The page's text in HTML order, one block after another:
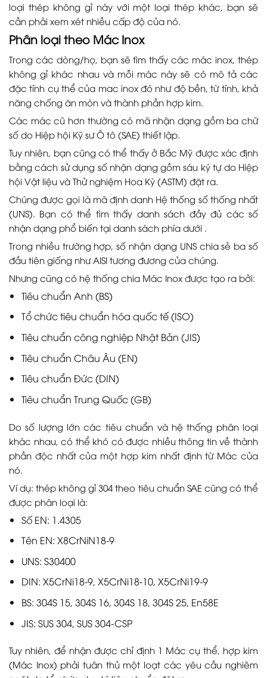
loại thép không gỉ này với một loại thép khác, bạn sẽ
cần phải xem xét nhiều cấp độ của nó.
Phân loại theo Mác Inox
Trong các dòng/họ, bạn sẽ tìm thấy các mác inox, thép
không gỉ khác nhau và mỗi mác này sẽ có mô tả các
đặc tính cụ thể của mac inox đó như độ bền, từ tính, khả
năng chống ăn mòn và thành phần hợp kim.
Các mác cũ hơn thường có mã nhận dạng gồm ba chữ
số do Hiệp hội Kỹ sư Ô tô (SAE) thiết lập.
Tuy nhiên, bạn cũng có thể thấy ở Bắc Mỹ được xác định
bằng cách sử dụng số nhận dạng gồm sáu ký tự do Hiệp
hội Vật liệu và Thử nghiệm Hoa Kỳ (ASTM) đặt ra.
Chúng được gọi là mã định danh Hệ thống số thống nhất
(UNS). Bạn có thể tìm thấy danh sách đầy đủ các số
nhận dạng phổ biến tại danh sách phía dưới .
Trong nhiều trường hợp, số nhận dạng UNS chia sẻ ba số
đầu tiên giống như AISI tương đương của chúng.
Nhưng cũng có hệ thống chia Mác Inox được tạo ra bởi:
Tiêu chuẩn Anh (BS)
Tổ chức tiêu chuẩn hóa quốc tế (ISO)
Tiêu chuẩn công nghiệp Nhật Bản (JIS)
Tiêu chuẩn Châu Âu (EN)
Tiêu chuẩn Đức (DIN)
Tiêu chuẩn Trung Quốc (GB)
Do số lượng lớn các tiêu chuẩn và hệ thống phân loại
khác nhau, có thể khó có được nhiều thông tin về thành
phần độc nhất của một hợp kim nhất định từ Mác của
nó.
Ví dụ: thép không gỉ 304 theo tiêu chuẩn SAE cũng có thể
được phân loại là:
Số EN: 1.4305
Tên EN: X8CrNiN18-9
UNS: S30400
DIN: X5CrNi18-9, X5CrNi18-10, X5CrNi19-9
BS: 304S 15, 304S 16, 304S 18, 304S 25, En58E
JIS: SUS 304, SUS 304-CSP
Tuy nhiên, để nhận được chỉ định 1 Mác cụ thể, hợp kim
(Mác Inox) phải tuân thủ một loạt các yêu cầu nghiêm